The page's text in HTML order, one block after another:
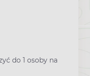
do 1 osoby na